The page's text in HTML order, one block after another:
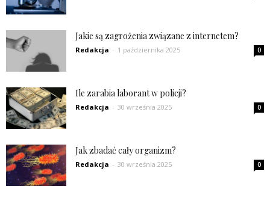
Jakie są zagrożenia związane z internetem?
Redakcja - 1 października 2025 0
Ile zarabia laborant w policji?
Redakcja - 30 września 2025 0
Jak zbadać cały organizm?
Redakcja - 30 września 2025 0